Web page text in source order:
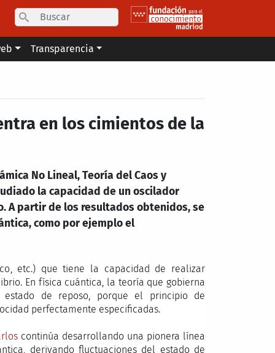
Search
Transparencia
en los cimientos de la
No Lineal, Teoría del Caos y
la capacidad de un oscilador
A partir de los resultados obtenidos, se
como por ejemplo el
etc.) que tiene la capacidad de realizar
En física cuántica, la teoría que gobierna
de reposo, porque el principio de
perfectamente especificadas.
continúa desarrollando una pionera línea
derivando fluctuaciones del estado de